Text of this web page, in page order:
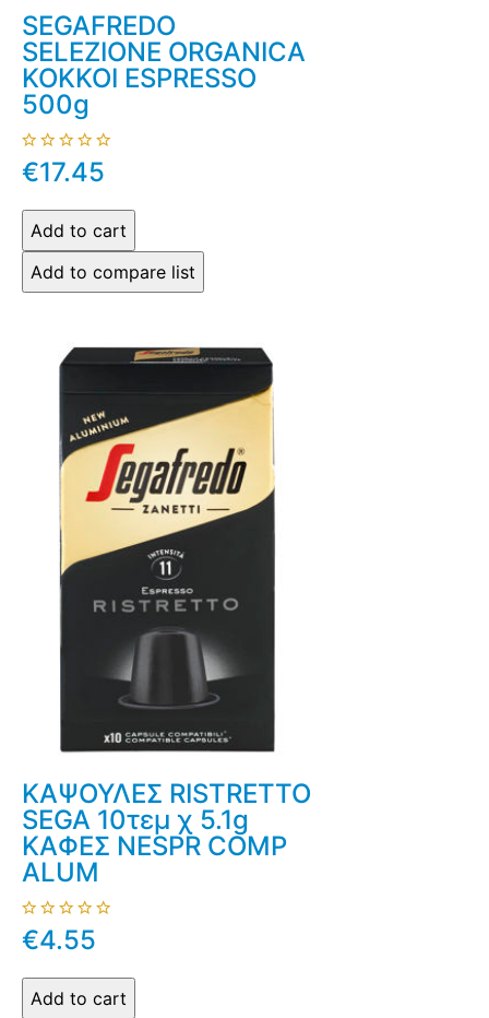
SEGAFREDO
SELEZIONE ORGANICA
ΚΟΚΚΟΙ ESPRESSO
500g
€17.45
ΚΑΨΟΥΛΕΣ RISTRETTO
SEGA 10τεμ χ 5.1g
ΚΑΦΕΣ NESPR COMP
ALUM
€4.55